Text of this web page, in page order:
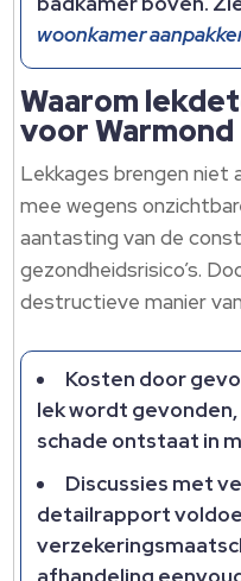
woonkamer
Waarom
voor Warmond
Lekkages brengen niet
mee wegens
aantasting van de
gezondheidsrisico’s.​
destructieve manier
Kosten door
lek wordt
schade ontstaat in
Discussies met
detailrapport